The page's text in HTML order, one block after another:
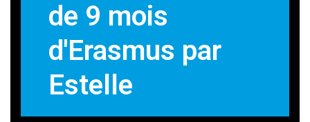
de 9 mois
d'Erasmus par
Estelle